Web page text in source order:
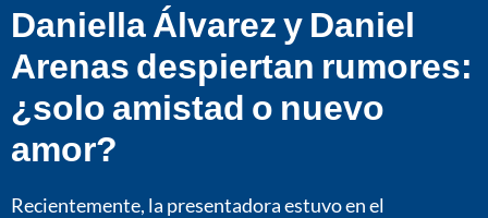
Daniella Álvarez y Daniel
Arenas despiertan rumores:
¿solo amistad o nuevo
amor?
Recientemente, la presentadora estuvo en el